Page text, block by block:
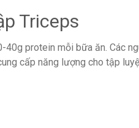
Triceps
protein mỗi bữa ăn. Các
cấp năng lượng cho tập